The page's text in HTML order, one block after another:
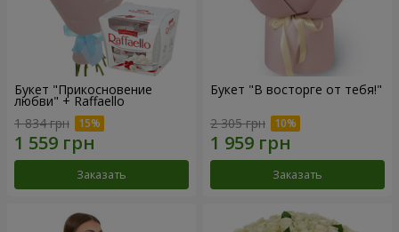
Букет "Прикосновение
любви" + Raffaello
1 834 грн
Заказать
Букет "В восторге от тебя!"
2 305 грн
Заказать